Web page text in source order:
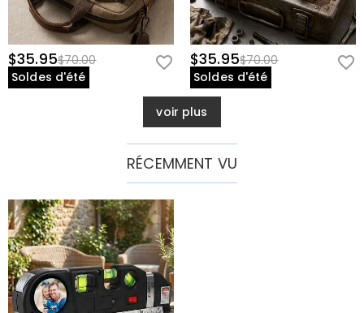
$35.95$70.00
Soldes d'été
$35.95$70.00
Soldes d'été
voir plus
RÉCEMMENT VU